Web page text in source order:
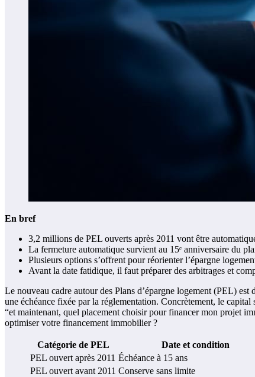
En bref
3,2 millions de PEL ouverts après 2011 vont être
La fermeture automatique survient au 15ᵉ anniversaire du
Plusieurs options s’offrent pour réorienter l’épargne
Avant la date fatidique, il faut préparer des arbitrages et
Le nouveau cadre autour des Plans d’épargne logement (PEL)
une échéance fixée par la réglementation. Concrètement, le
“et maintenant, quel placement choisir pour financer mon projet
optimiser votre financement immobilier ?
Catégorie de PEL Date et condition
PEL ouvert après 2011 Échéance à 15 ans
PEL ouvert avant 2011 Conserve sans limite